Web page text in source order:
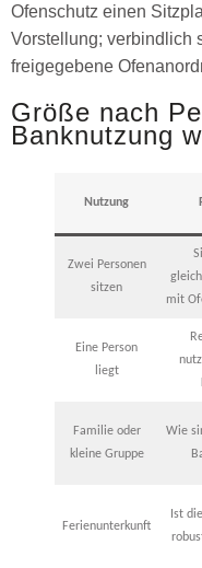
Ofenschutz einen
Vorstellung; verbindlich
freigegebene
Größe nach
Banknutzung
Nutzung
Zwei Personen
sitzen
mit
Eine Person
liegt
Familie oder
kleine Gruppe
Wie
Ferienunterkunft
Ist